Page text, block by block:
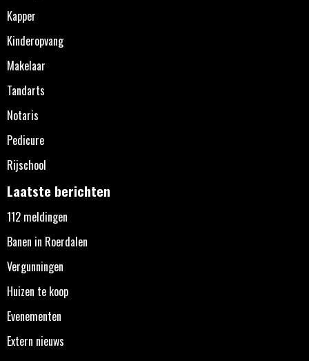
Kapper
Kinderopvang
Makelaar
Tandarts
Notaris
Pedicure
Rijschool
Laatste berichten
112 meldingen
Banen in Roerdalen
Vergunningen
Huizen te koop
Evenementen
Extern nieuws